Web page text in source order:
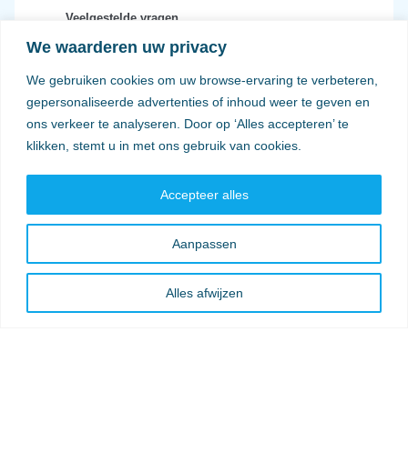
We waarderen uw privacy
We gebruiken cookies om uw browse-ervaring te verbeteren,
gepersonaliseerde advertenties of inhoud weer te geven en
ons verkeer te analyseren. Door op ‘Alles accepteren’ te
klikken, stemt u in met ons gebruik van cookies.
Aanpassen
Alles afwijzen
Accepteer alles
Veelgestelde vragen
Privacy en voorwaarden